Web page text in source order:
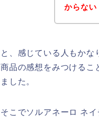
からない
と、感じている人もか
商品の感想をみつけるこ
ました。
そこでソルアネーロ ネ